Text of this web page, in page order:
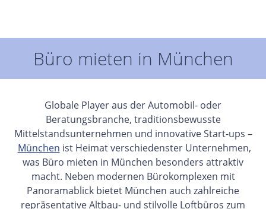
Büro mieten in München
Globale Player aus der Automobil- oder
Beratungsbranche, traditionsbewusste
Mittelstandsunternehmen und innovative Start-ups –
München ist Heimat verschiedenster Unternehmen,
was Büro mieten in München besonders attraktiv
macht. Neben modernen Bürokomplexen mit
Panoramablick bietet München auch zahlreiche
repräsentative Altbau- und stilvolle Loftbüros zum